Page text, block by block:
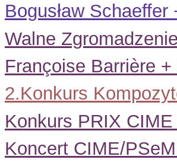
Bogusław Schaeffer
Walne
Françoise Barrière
2.Konkurs
Konkurs PRIX CIME
Koncert CIME/